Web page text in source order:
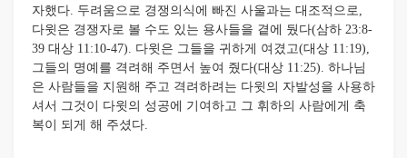
자했다. 두려움으로 경쟁의식에 빠진 사울과는 대조적으로,
다윗은 경쟁자로 볼 수도 있는 용사들을 곁에 뒀다(삼하 23:8-
39 대상 11:10-47). 다윗은 그들을 귀하게 여겼고(대상 11:19),
그들의 명예를 격려해 주면서 높여 줬다(대상 11:25). 하나님
은 사람들을 지원해 주고 격려하려는 다윗의 자발성을 사용하
셔서 그것이 다윗의 성공에 기여하고 그 휘하의 사람에게 축
복이 되게 해 주셨다.